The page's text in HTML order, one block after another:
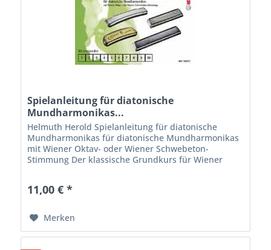
Spielanleitung für diatonische
Mundharmonikas...
Helmuth Herold Spielanleitung für diatonische
Mundharmonikas für diatonische Mundharmonikas
mit Wiener Oktav- oder Wiener Schwebeton-
Stimmung Der klassische Grundkurs für Wiener
11,00 € *
Merken